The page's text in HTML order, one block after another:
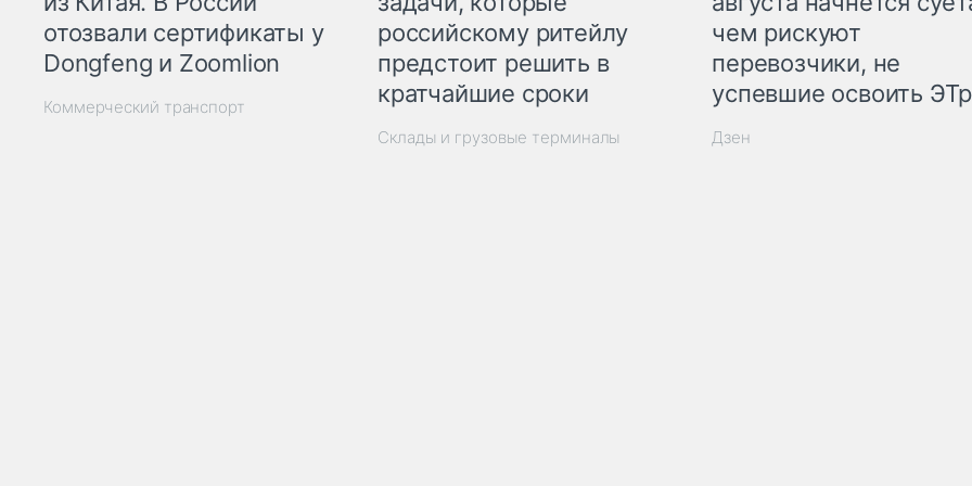
отозвали сертификаты у
Dongfeng и Zoomlion
Коммерческий транспорт
российскому ритейлу
предстоит решить в
кратчайшие сроки
Склады и грузовые терминалы
чем рискуют
перевозчики, не
успевшие освоить
Дзен